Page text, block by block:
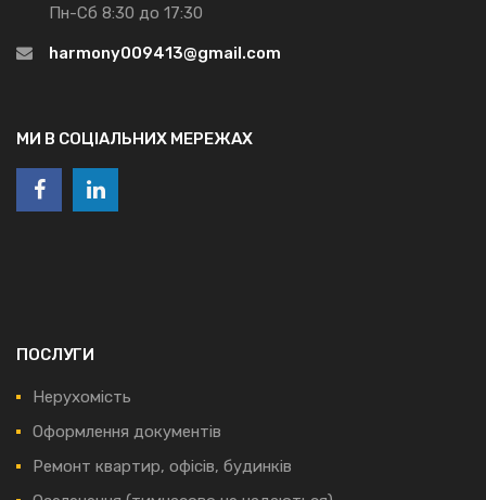
Пн-Сб 8:30 до 17:30
harmony009413@gmail.com
МИ В СОЦІАЛЬНИХ МЕРЕЖАХ
ПОСЛУГИ
Нерухомість
Оформлення документів
Ремонт квартир, офісів, будинків